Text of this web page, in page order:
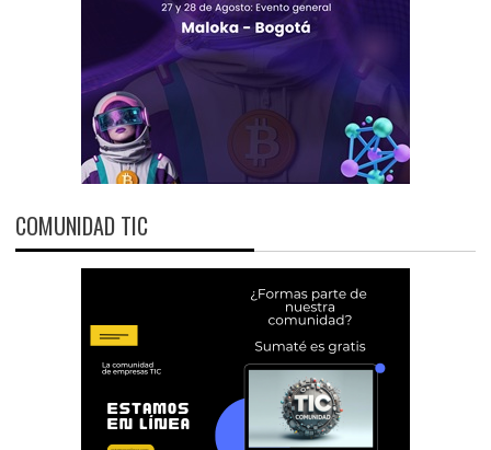
COMUNIDAD TIC